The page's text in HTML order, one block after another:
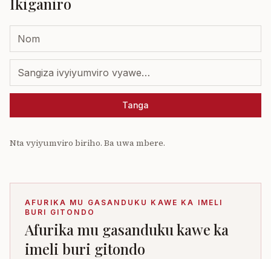
Tanga
Nta vyiyumviro biriho. Ba uwa mbere.
AFURIKA MU GASANDUKU KAWE KA IMELI
BURI GITONDO
Afurika mu gasanduku kawe ka
imeli buri gitondo